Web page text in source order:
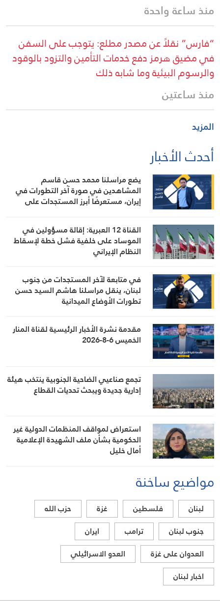
منذ ساعة واحدة
“فارس” نقلاً عن مصدر مطلع: يتوجب على السفن
في مضيق هرمز دفع خدمات التأمين والتزود بالوقود
والرسوم البيئية وما شابه ذلك
منذ ساعتين
المزيد
أحدث الأخبار
يضع مراسلنا محمد حسن قاسم
المشاهدين في صورة آخر التطورات في
إيران، مستعرضًا أبرز المستجدات على
المواقف الرسمية وأبرز التطورات ذات
الصلة بالشأنين الداخلي والإقليمي
القناة 12 العبرية: إقالة مسؤولين في
الموساد على خلفية فشل خطة لإسقاط
النظام الإيراني
في متابعة لآخر المستجدات من جنوب
لبنان، ينقل مراسلنا هاشم السيد حسن
تطورات الأوضاع الميدانية
مقدمة نشرة الأخبار الرئيسية لقناة المنار
الخميس 6-8-2026
تجمع صناعيي الضاحية الجنوبية ينتخب هيئة
إدارية جديدة ويبحث تحديات القطاع
استعراض لمواقف المنظمات الدولية غير
الحكومية بشأن ملف الشهيدة الإعلامية
أمال خليل
مواضيع ساخنة
لبنان فلسطين غزة
حزب الله
جنوب لبنان
ترامب
ايران
العدوان على غزة
العدو الاسرائيلي
اخبار لبنان